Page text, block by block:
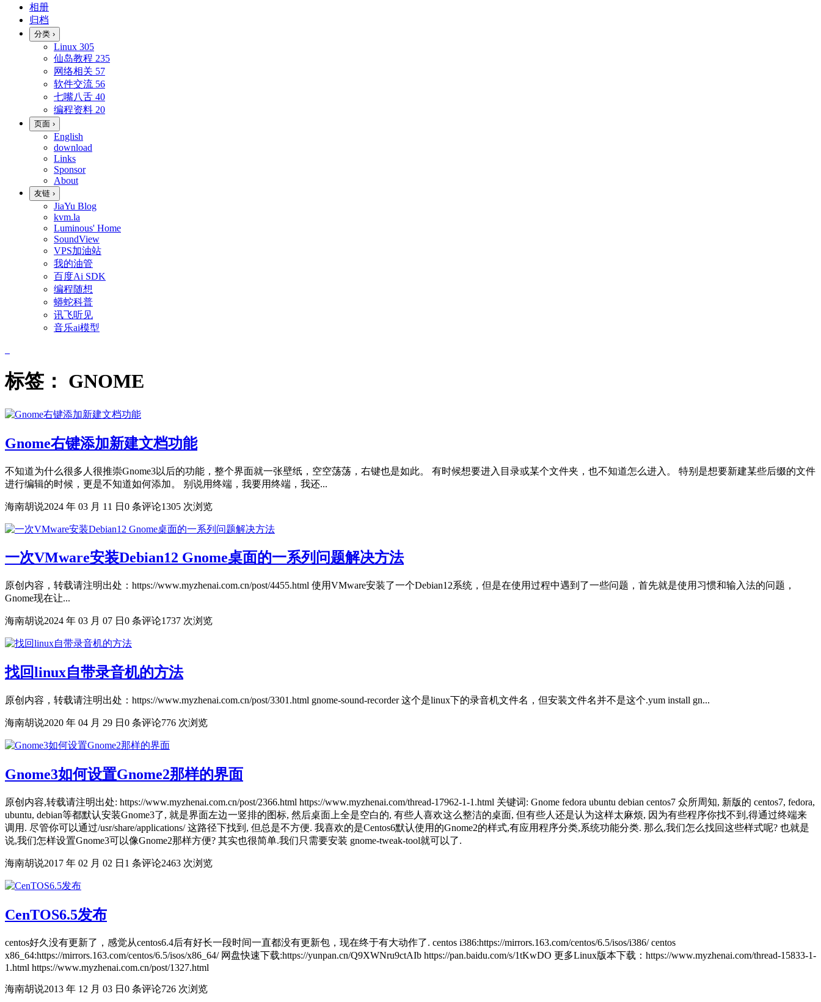
相册
归档
分类 ›
Linux 305
仙岛教程 235
网络相关 57
软件交流 56
七嘴八舌 40
编程资料 20
页面 ›
English
download
Links
Sponsor
About
友链 ›
JiaYu Blog
kvm.la
Luminous' Home
SoundView
VPS加油站
我的油管
百度Ai SDK
编程随想
蟒蛇科普
讯飞听见
音乐ai模型
标签： GNOME
Gnome右键添加新建文档功能
不知道为什么很多人很推崇Gnome3以后的功能，整个界面就一张壁纸，空空荡荡，右键也是如此。 有时候想要进入目录或某个文件夹，也不知道怎么进入。 特别是想要新建某些后缀的文件
进行编辑的时候，更是不知道如何添加。 别说用终端，我要用终端，我还...
海南胡说2024 年 03 月 11 日 0 条评论1305 次浏览
一次VMware安装Debian12 Gnome桌面的一系列问题解决方法
原创内容，转载请注明出处：https://www.myzhenai.com.cn/post/4455.html 使用VMware安装了一个Debian12系统，但是在使用过程中遇到了一些问题，首先就是使用习惯和输入法的问题，
Gnome现在让...
海南胡说2024 年 03 月 07 日 0 条评论1737 次浏览
找回linux自带录音机的方法
原创内容，转载请注明出处：https://www.myzhenai.com.cn/post/3301.html gnome-sound-recorder 这个是linux下的录音机文件名，但安装文件名并不是这个.yum install gn...
海南胡说2020 年 04 月 29 日 0 条评论776 次浏览
Gnome3如何设置Gnome2那样的界面
原创内容,转载请注明出处: https://www.myzhenai.com.cn/post/2366.html https://www.myzhenai.com/thread-17962-1-1.html 关键词: Gnome fedora ubuntu debian centos7 众所周知, 新版的 centos7, fedora,
ubuntu, debian等都默认安装Gnome3了, 就是界面左边一竖排的图标, 然后桌面上全是空白的, 有些人喜欢这么整洁的桌面, 但有些人还是认为这样太麻烦, 因为有些程序你找不到,得通过终端来
调用. 尽管你可以通过/usr/share/applications/ 这路径下找到, 但总是不方便. 我喜欢的是Centos6默认使用的Gnome2的样式,有应用程序分类,系统功能分类. 那么,我们怎么找回这些样式呢? 也就是
说,我们怎样设置Gnome3可以像Gnome2那样方便? 其实也很简单.我们只需要安装 gnome-tweak-tool就可以了.
海南胡说2017 年 02 月 02 日 1 条评论2463 次浏览
CenTOS6.5发布
centos好久没有更新了，感觉从centos6.4后有好长一段时间一直都没有更新包，现在终于有大动作了. centos i386:https://mirrors.163.com/centos/6.5/isos/i386/ centos
x86_64:https://mirrors.163.com/centos/6.5/isos/x86_64/ 网盘快速下载:https://yunpan.cn/Q9XWNru9ctAIb https://pan.baidu.com/s/1tKwDO 更多Linux版本下载：https://www.myzhenai.com/thread-15833-1-
1.html https://www.myzhenai.com.cn/post/1327.html
海南胡说2013 年 12 月 03 日 0 条评论726 次浏览